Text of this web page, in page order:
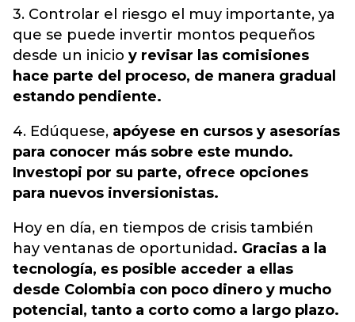
3. Controlar el riesgo el muy importante, ya
que se puede invertir montos pequeños
desde un inicio y revisar las comisiones
hace parte del proceso, de manera gradual
estando pendiente.
4. Edúquese, apóyese en cursos y asesorías
para conocer más sobre este mundo.
Investopi por su parte, ofrece opciones
para nuevos inversionistas.
Hoy en día, en tiempos de crisis también
hay ventanas de oportunidad. Gracias a la
tecnología, es posible acceder a ellas
desde Colombia con poco dinero y mucho
potencial, tanto a corto como a largo plazo.